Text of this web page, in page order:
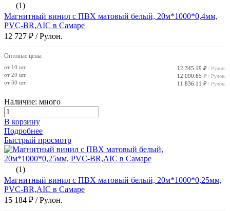
(1)
Магнитный винил с ПВХ матовый белый, 20м*1000*0,4мм,
PVC-BR,AIC в Самаре
12 727 ₽ / Рулон.
Оптовые цены
от 10 шт. 12 345.19 ₽ / Рулон.
от 20 шт. 12 090.65 ₽ / Рулон.
от 30 шт. 11 836.11 ₽ / Рулон.
Наличие: много
В корзину
Подробнее
Быстрый просмотр
(1)
Магнитный винил с ПВХ матовый белый, 20м*1000*0,25мм,
PVC-BR,AIC в Самаре
15 184 ₽ / Рулон.